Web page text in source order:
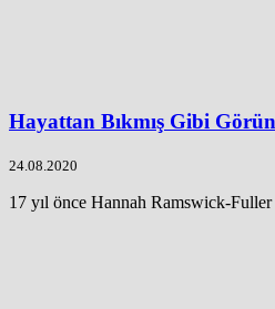
Hayattan Bıkmış Gibi
24.08.2020
17 yıl önce Hannah Ramswick-